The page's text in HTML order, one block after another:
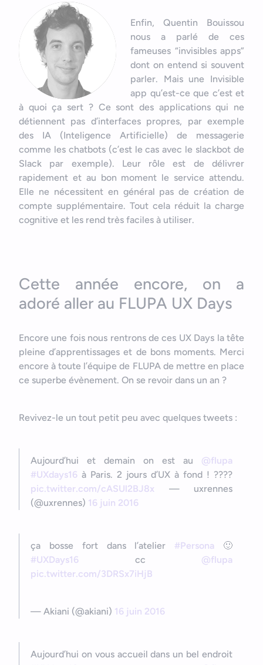
Enfin, Quentin Bouissou
nous a parlé de ces
fameuses “invisibles apps”
dont on entend si souvent
parler. Mais une Invisible
app qu’est-ce que c’est et
à quoi ça sert ? Ce sont des applications qui ne
détiennent pas d’interfaces propres, par exemple
des IA (Inteligence Artificielle) de messagerie
comme les chatbots (c’est le cas avec le slackbot de
Slack par exemple). Leur rôle est de délivrer
rapidement et au bon moment le service attendu.
Elle ne nécessitent en général pas de création de
compte supplémentaire. Tout cela réduit la charge
cognitive et les rend très faciles à utiliser.
Cette année encore, on a
adoré aller au FLUPA UX Days
Encore une fois nous rentrons de ces UX Days la tête
pleine d’apprentissages et de bons moments. Merci
encore à toute l’équipe de FLUPA de mettre en place
ce superbe évènement. On se revoir dans un an ?
Revivez-le un tout petit peu avec quelques tweets :
Aujourd’hui et demain on est au @flupa
#UXdays16 à Paris. 2 jours d’UX à fond ! ????
pic.twitter.com/cASUl2BJ8x — uxrennes
(@uxrennes) 16 juin 2016
ça bosse fort dans l’atelier#Persona 🙂
#UXDays16 cc @flupa
pic.twitter.com/3DRSx7iHjB
— Akiani (@akiani) 16 juin 2016
Aujourd’hui on vous accueil dans un bel endroit